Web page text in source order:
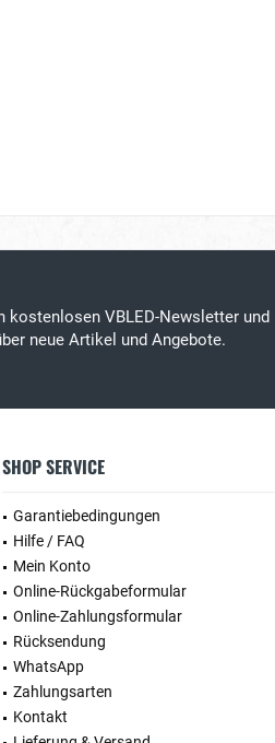
kostenlosen VBLED-Newsletter und
neue Artikel und Angebote.
SHOP SERVICE
Garantiebedingungen
Hilfe / FAQ
Mein Konto
Online-Rückgabeformular
Online-Zahlungsformular
Rücksendung
WhatsApp
Zahlungsarten
Kontakt